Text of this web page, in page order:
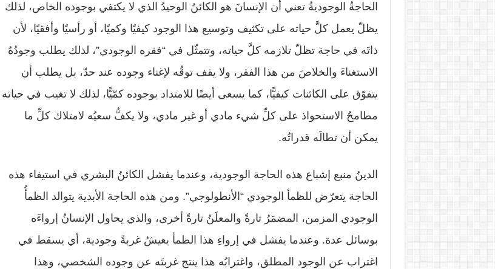
الحاجةُ الوجوديةُ تعني أن الإنسانَ هو الكائنُ الوحيدُ الذي لا يكتفي بوجوده الخاص، لذلك
يظلّ يعمل كلَّ حياته على تكثيف وتوسيع هذا الوجود كيفيًا وكميًا، أو رأسيًا وأفقيًا، لأن
ذاتَه في حاجة تظلّ تلازمه كلَّ حياته، وتتمثّل في “فقره الوجودي”، لذلك يطلب وجودُهُ
الاستغناءَ والخلاصَ من هذا الفقر، ولا يقف توقُه لإغناء وجوده عند حدّ، بل يطلب أن
يتفوّق على الكائنات كيفيًّا، كما يسعى أيضًا للامتداد بوجوده كمّيًّا، لذلك لا تغيب في حياته
مطامحُ الاستحواذ على كلِّ شيء مادي أو غير مادي، ولا يكفُّ سعيُه لامتلاك كلِّ ما
يمكن أن تطالَه قدراتُه.
الدينُ منبع إشباع هذه الحاجة الوجودية، وعندما يفشل الكائنُ البشري في استيفاء هذه
الحاجة يتعرّض للظمأ الوجودي “الأنطولوجي”. ومن هذه الحاجة الأبدية يتوالد الظمأُ
الوجودي المزمن، المضمَرُ تارةً والمعلَنُ تارةً أخرى، والذي يحاول الإنسانُ إرواءَه
بوسائل عدة. وعندما يفشل في إرواءِ هذا الظمأ يعيشُ غربةً وجودية، أي يسقط في
اغتراب عن الوجود المطلق، واغترابُه هذا ينتج غربتَه عن وجوده الشخصي، وهذا